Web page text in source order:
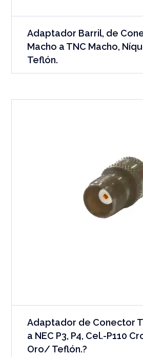
Adaptador Barril, de
Macho a TNC Macho,
Teflón.
Adaptador de Conector
a NEC P3, P4, Cel.-P110
Oro/ Teflón.?